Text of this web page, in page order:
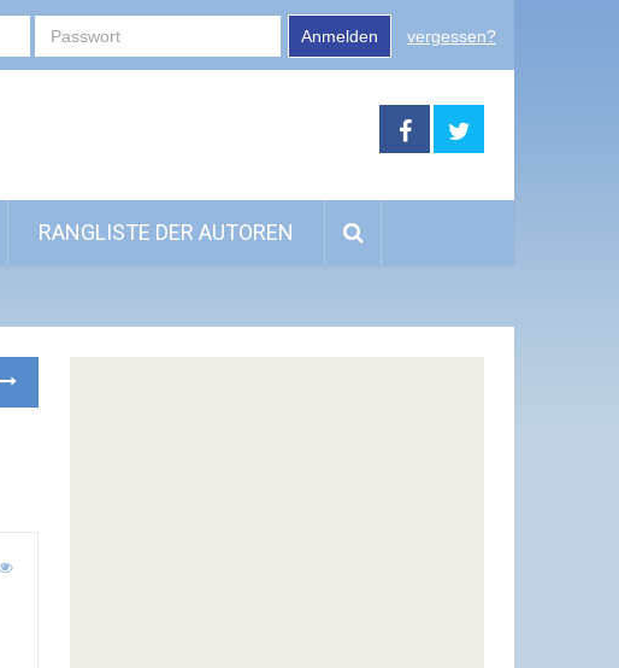
Anmelden vergessen?
RANGLISTE DER AUTOREN